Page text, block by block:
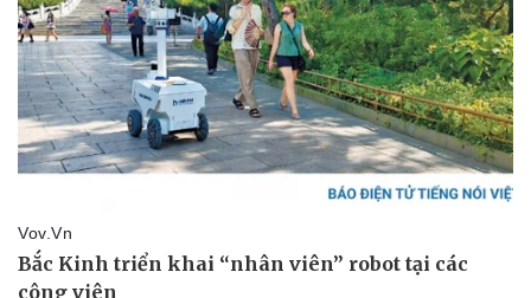
Thể thao
Bóng đá
Lịch thi đấu bóng đá
Ô tô